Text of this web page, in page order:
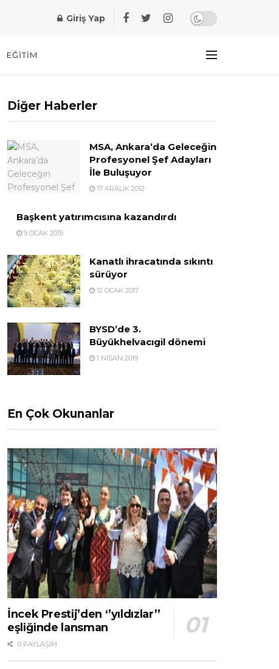
Giriş Yap
EĞITIM
Diğer Haberler
MSA, Ankara’da Geleceğin
Profesyonel Şef Adayları
İle Buluşuyor
17 ARALIK 2012
Başkent yatırımcısına kazandırdı
9 OCAK 2015
Kanatlı ihracatında sıkıntı
sürüyor
12 OCAK 2017
BYSD’de 3.
Büyükhelvacıgil dönemi
1 NISAN 2019
En Çok Okunanlar
İncek Prestij’den ‘’yıldızlar’’
eşliğinde lansman
0 PAYLAŞIM